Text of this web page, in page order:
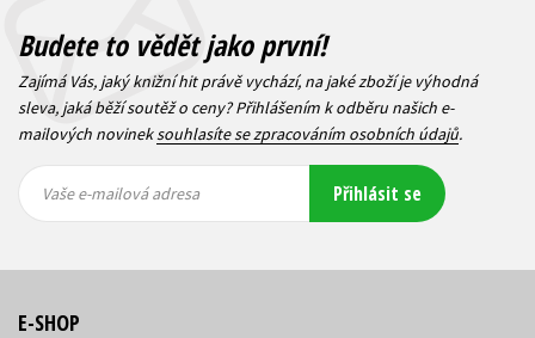
Budete to vědět jako první!
Zajímá Vás, jaký knižní hit právě vychází, na jaké zboží je výhodná
sleva, jaká běží soutěž o ceny? Přihlášením k odběru našich e-
mailových novineksouhlasíte se zpracováním osobních údajů.
mailová
mailová
Vaše e-mailová adresa Přihlásit se
E-SHOP